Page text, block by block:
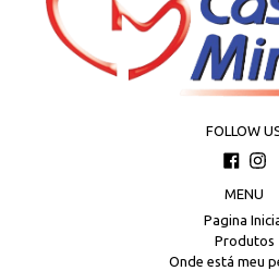
Diferenciais: Alça ergonômica,
Alta durabilidade.
Palavras-Chave: Organizador
Organizador Cozinha Banheiro Alça
FOLLOW
MENU
Pagina
Produtos
Onde está meu